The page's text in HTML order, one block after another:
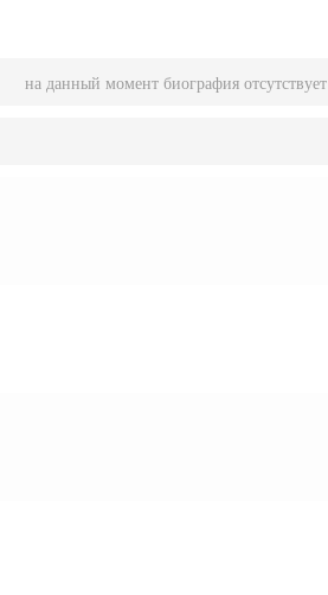
на данный момент биография отсутствует